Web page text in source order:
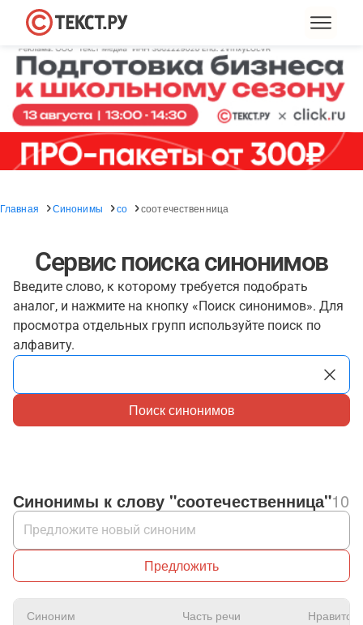
Главная Синонимы со соотечественница
Сервис поиска синонимов
Введите слово, к которому требуется подобрать
аналог, и нажмите на кнопку «Поиск синонимов». Для
просмотра отдельных групп используйте поиск по
алфавиту.
Поиск синонимов
Синонимы к слову "соотечественница"10
Предложить
Синоним Часть речи Нравится